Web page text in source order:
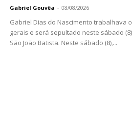
Gabriel Gouvêa - 08/08/2026
Gabriel Dias do Nascimento trabalhava
gerais e será sepultado neste sábado
São João Batista. Neste sábado (8),...